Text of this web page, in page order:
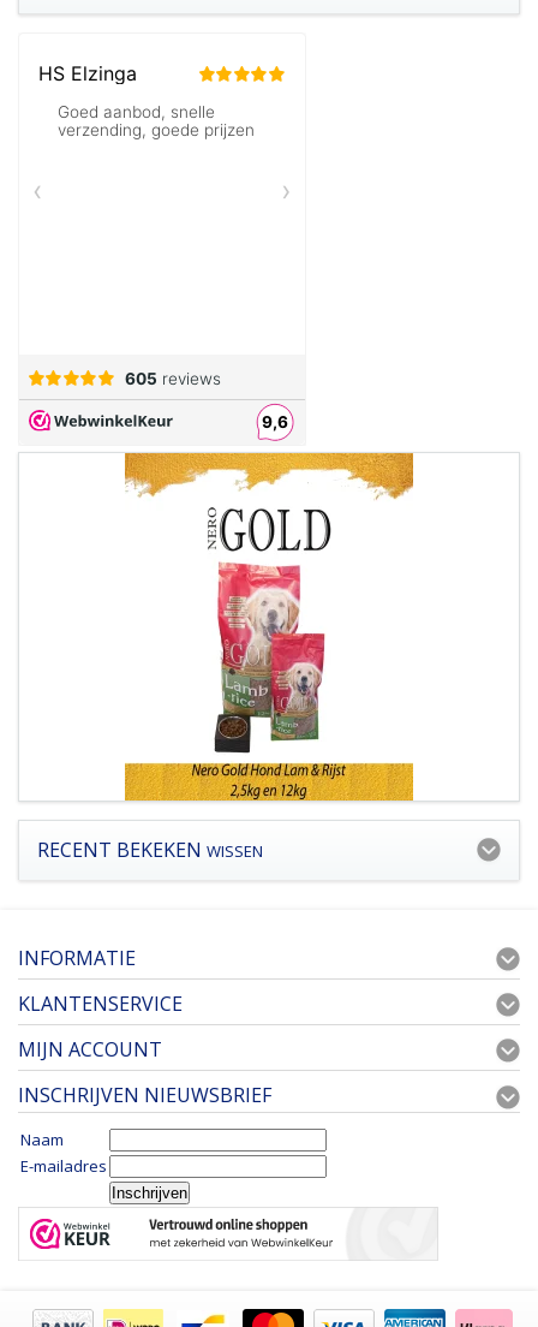
RECENT BEKEKEN WISSEN
INFORMATIE
KLANTENSERVICE
MIJN ACCOUNT
INSCHRIJVEN NIEUWSBRIEF
Naam
E-mailadres